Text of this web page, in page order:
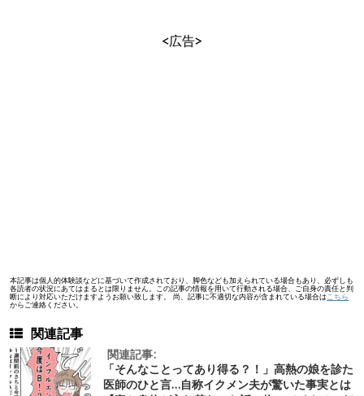
<広告>
本記事は個人的体験談などに基づいて作成されており、脚色なども加えられている場合もあり、必ずしも
各読者の状況にあてはまるとは限りません。この記事の情報を用いて行動される場合、ご自身の責任と判
断により対応いただけますようお願い致します。 尚、記事に不適切な内容が含まれている場合は こちら
からご連絡ください。
関連記事
関連記事:
「そんなことってあり得る？！」高熱の娘を診た
医師のひと言…自称イクメン夫が驚いた事実とは